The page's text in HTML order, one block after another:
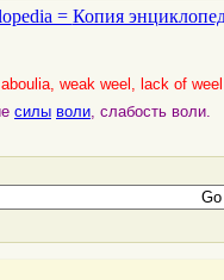
= Копия
weak weel, lack of weel
силы воли, слабость воли.